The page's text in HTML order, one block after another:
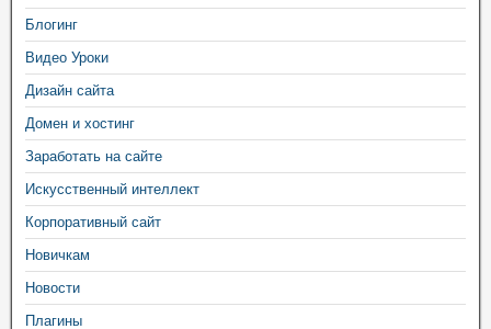
Блогинг
Видео Уроки
Дизайн сайта
Домен и хостинг
Заработать на сайте
Искусственный интеллект
Корпоративный сайт
Новичкам
Новости
Плагины